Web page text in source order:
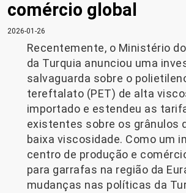
comércio global
2026-01-26
Recentemente, o Ministério
da Turquia anunciou uma
salvaguarda sobre o
tereftalato (PET) de alta
importado e estendeu as
existentes sobre os grânulos
baixa viscosidade. Como um
centro de produção e
para garrafas na região da
mudanças nas políticas da